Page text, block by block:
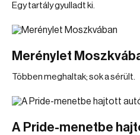
Egy tartály gyulladt ki.
Merénylet
Többen meghaltak; sok a sérült.
A Pride-menetbe